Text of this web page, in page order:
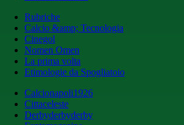
Rubriche
Calcio &amp; Tecnologia
Cinegol
Nomen Omen
La prima volta
Etimologie da Spogliatoio
Calcionapoli1926
Cittaceleste
Derbyderbyderby